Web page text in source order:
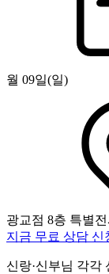
월 09일(일)
광교점 8층 특별
지금 무료 상담 신
신랑·신부님 각각